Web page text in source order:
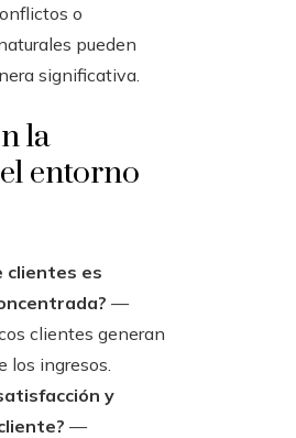
o
pueden
significativa.
la
entorno
clientes es
—
clientes generan
los ingresos.
y
—